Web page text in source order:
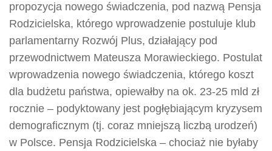
propozycja nowego świadczenia, pod nazwą Pensja
Rodzicielska, którego wprowadzenie postuluje klub
parlamentarny Rozwój Plus, działający pod
przewodnictwem Mateusza Morawieckiego. Postulat
wprowadzenia nowego świadczenia, którego koszt
dla budżetu państwa, opiewałby na ok. 23-25 mld zł
rocznie – podyktowany jest pogłębiającym kryzysem
demograficznym (tj. coraz mniejszą liczbą urodzeń)
w Polsce. Pensja Rodzicielska – chociaż nie byłaby